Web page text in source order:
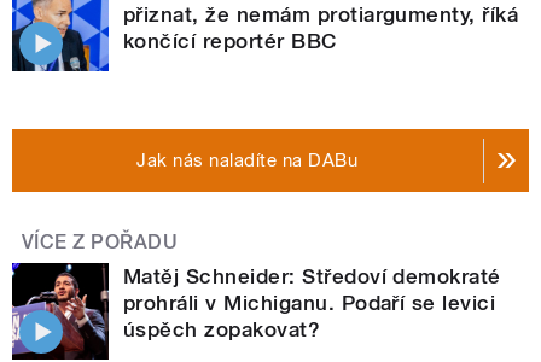
přiznat, že nemám protiargumenty, říká
končící reportér BBC
Jak nás naladíte na DABu
VÍCE Z POŘADU
Matěj Schneider: Středoví demokraté
prohráli v Michiganu. Podaří se levici
úspěch zopakovat?